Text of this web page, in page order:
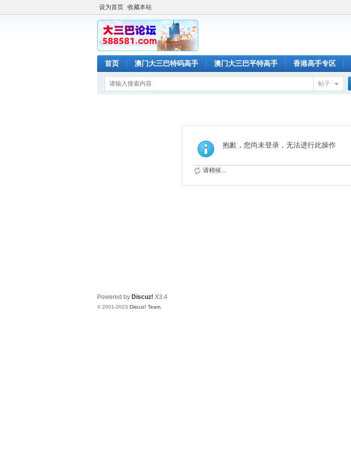
设为首页 收藏本站
首页 澳门大三巴特码高手 澳门大三巴平特高手 香港高手专区
帖子
抱歉，您尚未登录，无法进行此操作
请稍候...
Powered by Discuz! X3.4
© 2001-2023 Discuz! Team